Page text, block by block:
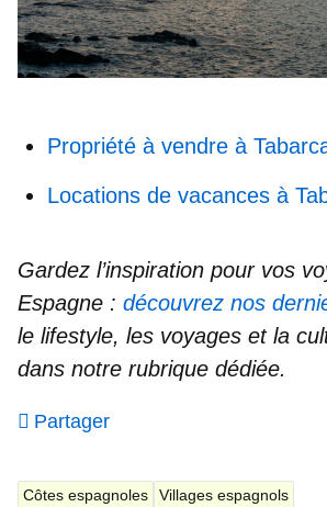
Propriété à vendre à
Locations de vacances à
Gardez l’inspiration pour vos
Espagne : découvrez nos
le lifestyle, les voyages et la
dans notre rubrique dédiée.
Partager
Côtes espagnoles Villages espagnols